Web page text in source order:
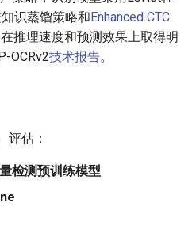
识蒸馏策略和Enhanced CTC
推理速度和预测效果上取得明
OCRv2技术报告。
评估：
检测预训练模型